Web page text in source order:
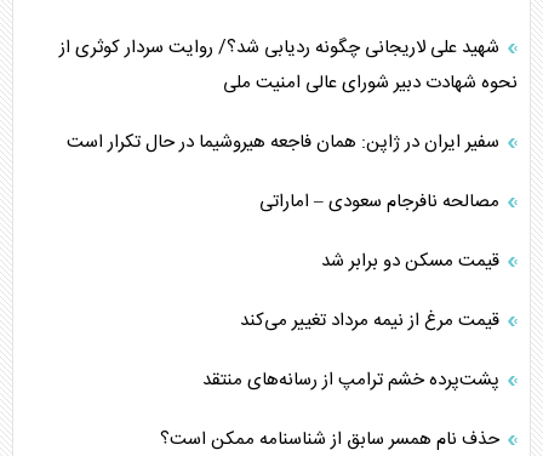
شهید علی لاریجانی چگونه ردیابی شد؟/ روایت سردار کوثری از
نحوه شهادت دبیر شورای عالی امنیت ملی
سفیر ایران در ژاپن: همان فاجعه هیروشیما در حال تکرار است
مصالحه نافرجام سعودی – اماراتی
قیمت مسکن دو برابر شد
قیمت مرغ از نیمه مرداد تغییر می‌کند
پشت‌پرده خشم ترامپ از رسانه‌های منتقد
حذف نام همسر سابق از شناسنامه ممکن است؟